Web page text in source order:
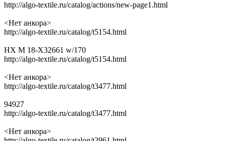
http://algo-textile.ru/catalog/actions/new-page1.html
<Нет анкора>
http://algo-textile.ru/catalog/t5154.html
HX M 18-X32661 w/170
http://algo-textile.ru/catalog/t5154.html
<Нет анкора>
http://algo-textile.ru/catalog/t3477.html
94927
http://algo-textile.ru/catalog/t3477.html
<Нет анкора>